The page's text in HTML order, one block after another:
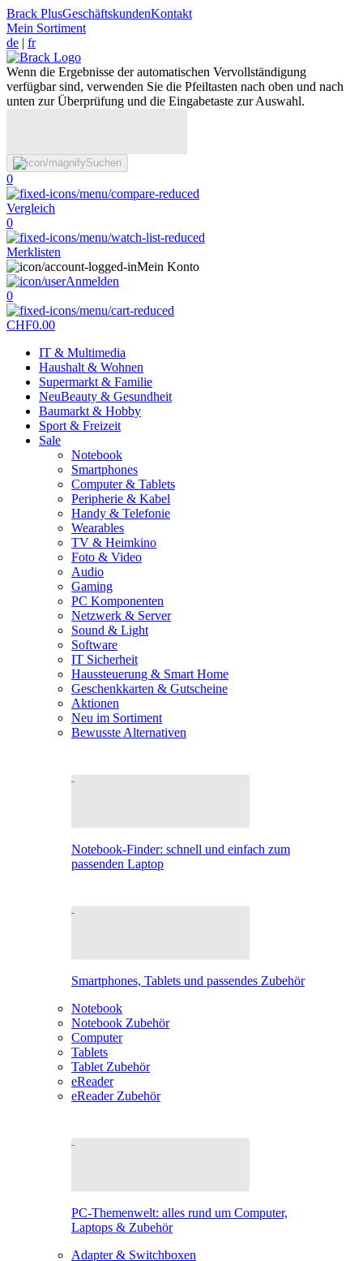
Brack PlusGeschäftskundenKontakt
Mein Sortiment
de | fr
Wenn die Ergebnisse der automatischen Vervollständigung
verfügbar sind, verwenden Sie die Pfeiltasten nach oben und nach
unten zur Überprüfung und die Eingabetaste zur Auswahl.
Suchen
0
Vergleich
0
Merklisten
Mein Konto
Anmelden
0
CHF0.00
IT & Multimedia
Haushalt & Wohnen
Supermarkt & Familie
NeuBeauty & Gesundheit
Baumarkt & Hobby
Sport & Freizeit
Sale
Notebook
Smartphones
Computer & Tablets
Peripherie & Kabel
Handy & Telefonie
Wearables
TV & Heimkino
Foto & Video
Audio
Gaming
PC Komponenten
Netzwerk & Server
Sound & Light
Software
IT Sicherheit
Haussteuerung & Smart Home
Geschenkkarten & Gutscheine
Aktionen
Neu im Sortiment
Bewusste Alternativen
Notebook-Finder: schnell und einfach zum
passenden Laptop
Smartphones, Tablets und passendes Zubehör
Notebook
Notebook Zubehör
Computer
Tablets
Tablet Zubehör
eReader
eReader Zubehör
PC-Themenwelt: alles rund um Computer,
Laptops & Zubehör
Adapter & Switchboxen